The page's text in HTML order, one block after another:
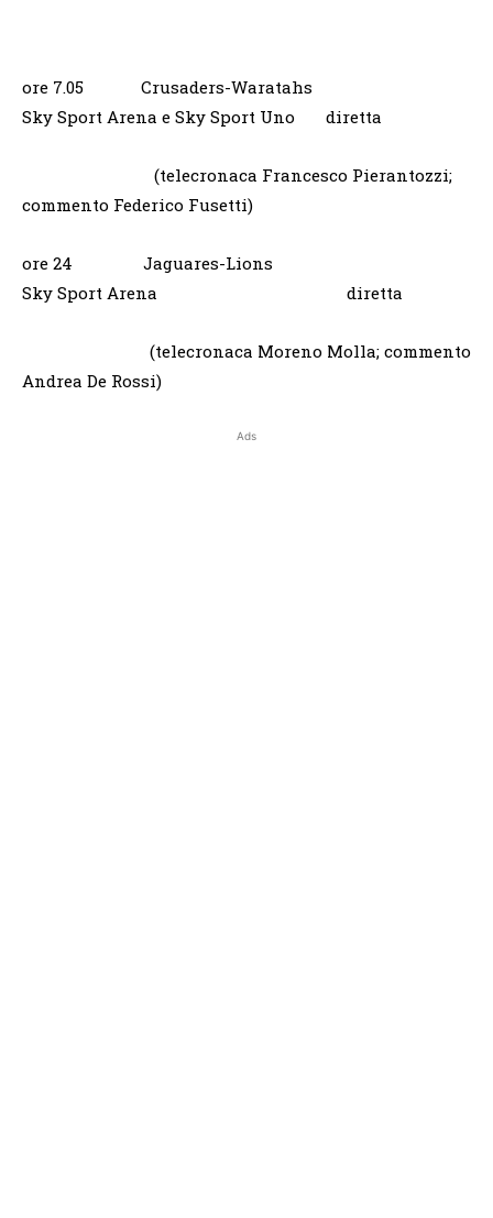
ore 7.05 Crusaders-Waratahs
Sky Sport Arena e Sky Sport Uno diretta
(telecronaca Francesco Pierantozzi;
commento Federico Fusetti)
ore 24 Jaguares-Lions
Sky Sport Arena diretta
(telecronaca Moreno Molla; commento
Andrea De Rossi)
Ads